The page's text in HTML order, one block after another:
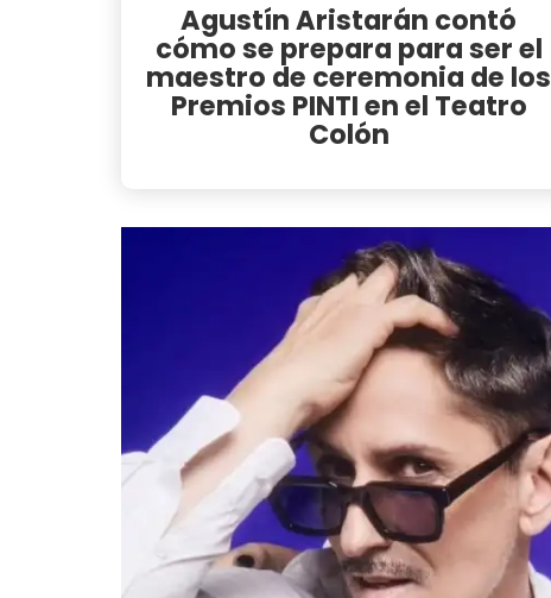
Agustín Aristarán contó
cómo se prepara para ser el
maestro de ceremonia de los
Premios PINTI en el Teatro
Colón